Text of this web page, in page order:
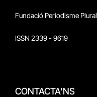
Fundació Periodisme Plural
ISSN 2339 - 9619
CONTACTA'NS